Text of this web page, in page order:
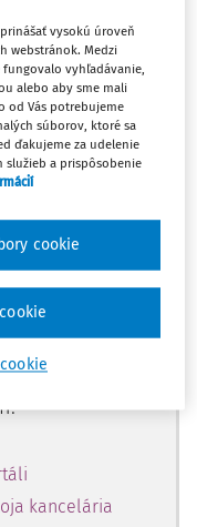
DSA - Deutsch -
Prihláste sa
si 10-
zdarma
využívať aj
kancelária
vysokú úroveň
webstránok. Medzi
vyhľadávanie,
alebo aby sme mali
od Vás potrebujeme
súborov, ktoré sa
ďakujeme za udelenie
služieb a prispôsobenie
cookie